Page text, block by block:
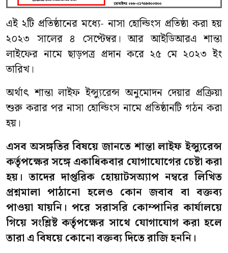
এই ২টি প্রতিষ্ঠানের মধ্যে- নাসা হোল্ডিংস প্রতিষ্ঠা করা হয়
২০২৩ সালের ৪ সেপ্টেম্বর। আর আইডিআরএ শান্তা
লাইফের নামে ছাড়পত্র প্রদান করে ২৫ মে ২০২৩ ইং
তারিখ।
অর্থাৎ শান্তা লাইফ ইন্স্যুরেন্স অনুমোদন দেয়ার প্রক্রিয়া
শুরু করার পর নাসা হোল্ডিংস নামে প্রতিষ্ঠানটি গঠন করা
হয়।
এসব অসঙ্গতির বিষয়ে জানতে শান্তা লাইফ ইন্স্যুরেন্স
কর্তৃপক্ষের সঙ্গে একাধিকবার যোগাযোগের চেষ্টা করা
হয়। তাদের দাপ্তরিক হোয়াটসঅ্যাপ নম্বরে লিখিত
প্রশ্নমালা পাঠানো হলেও কোন জবাব বা বক্তব্য
পাওয়া যায়নি। পরে সরাসরি কোম্পানির কার্যালয়ে
গিয়ে সংশ্লিষ্ট কর্তৃপক্ষের সাথে যোগাযোগ করা হলে
তারা এ বিষয়ে কোনো বক্তব্য দিতে রাজি হননি।